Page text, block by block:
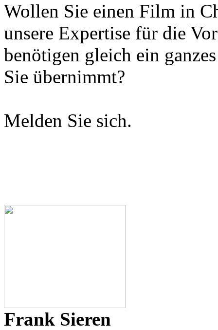
Wollen Sie einen Film in
unsere Expertise für die
benötigen gleich ein
Sie übernimmt?
Melden Sie sich.
Frank Sieren